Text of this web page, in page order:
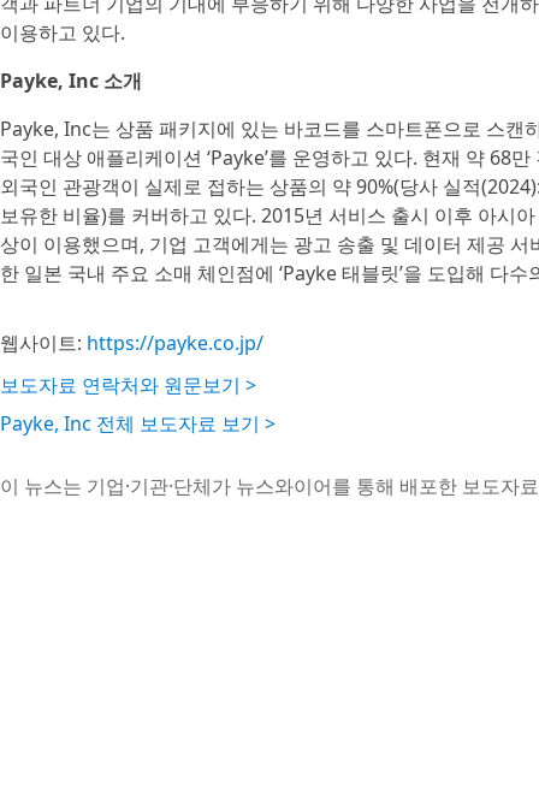
이용하고 있다.
Payke, Inc 소개
Payke, Inc는 상품 패키지에 있는 바코드를 스마트폰으로 스
국인 대상 애플리케이션 ‘Payke’를 운영하고 있다. 현재 약 68
외국인 관광객이 실제로 접하는 상품의 약 90%(당사 실적
보유한 비율)를 커버하고 있다. 2015년 서비스 출시 이후 아시
상이 이용했으며, 기업 고객에게는 광고 송출 및 데이터 제공
한 일본 국내 주요 소매 체인점에 ‘Payke 태블릿’을 도입해 다
웹사이트: https://payke.co.jp/
보도자료 연락처와 원문보기 >
Payke, Inc 전체 보도자료 보기 >
이 뉴스는 기업·기관·단체가 뉴스와이어를 통해 배포한 보도자